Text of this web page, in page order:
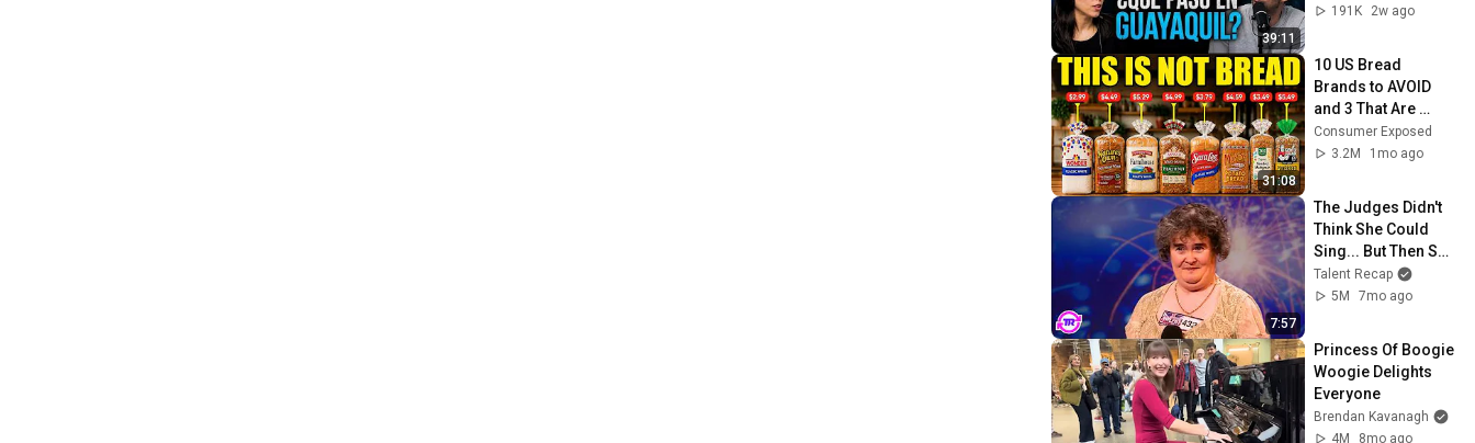
39:11
ROSEMBERG with
191K
2w ago
31:08
10 US Bread
Brands to AVOID
and 3 That Are
Actually Safe
Consumer Exposed
3.2M
1mo ago
7:57
The Judges Didn't
Think She Could
Sing... But Then She
Opened Her Mouth!
Talent Recap
5M
7mo ago
Princess Of Boogie
Woogie Delights
Everyone
Brendan Kavanagh
4M
8mo ago